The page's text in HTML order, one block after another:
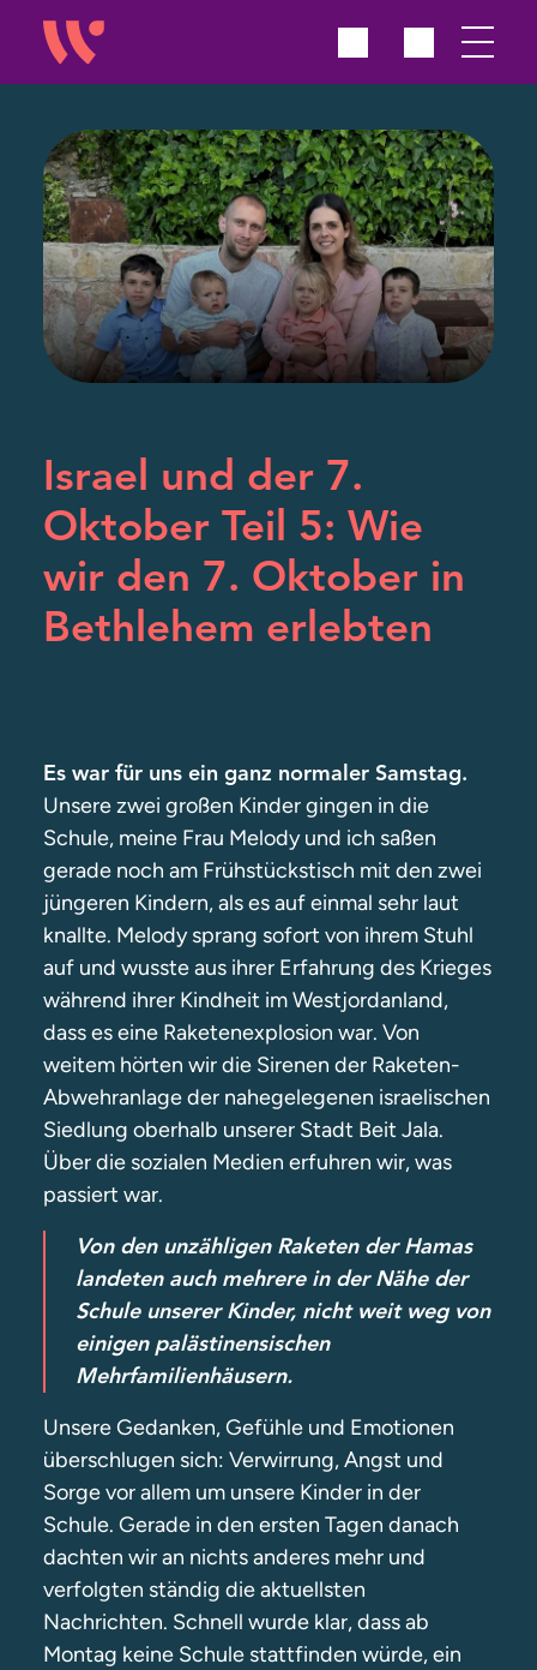
Israel und der 7.
Oktober Teil 5: Wie
wir den 7. Oktober in
Bethlehem erlebten
Es war für uns ein ganz normaler Samstag.
Unsere zwei großen Kinder gingen in die
Schule, meine Frau Melody und ich saßen
gerade noch am Frühstückstisch mit den zwei
jüngeren Kindern, als es auf einmal sehr laut
knallte. Melody sprang sofort von ihrem Stuhl
auf und wusste aus ihrer Erfahrung des Krieges
während ihrer Kindheit im Westjordanland,
dass es eine Raketenexplosion war. Von
weitem hörten wir die Sirenen der Raketen-
Abwehranlage der nahegelegenen israelischen
Siedlung oberhalb unserer Stadt Beit Jala.
Über die sozialen Medien erfuhren wir, was
passiert war.
Von den unzähligen Raketen der Hamas
landeten auch mehrere in der Nähe der
Schule unserer Kinder, nicht weit weg von
einigen palästinensischen
Mehrfamilienhäusern.
Unsere Gedanken, Gefühle und Emotionen
überschlugen sich: Verwirrung, Angst und
Sorge vor allem um unsere Kinder in der
Schule. Gerade in den ersten Tagen danach
dachten wir an nichts anderes mehr und
verfolgten ständig die aktuellsten
Nachrichten. Schnell wurde klar, dass ab
Montag keine Schule stattfinden würde, ein